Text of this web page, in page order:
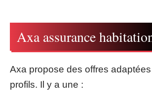
Axa assurance
Axa propose des offres
profils. Il y a une :